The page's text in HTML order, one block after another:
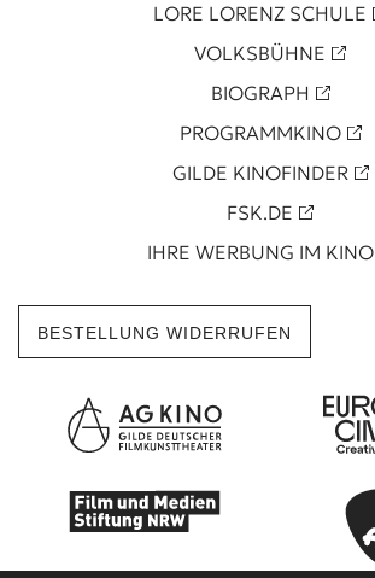
LORE LORENZ SCHULE
VOLKSBÜHNE
BIOGRAPH
PROGRAMMKINO
GILDE KINOFINDER
FSK.DE
IHRE WERBUNG IM KINO
BESTELLUNG WIDERRUFEN